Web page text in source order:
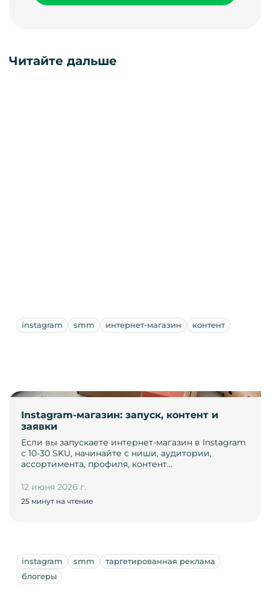
Читайте дальше
instagram smm интернет-магазин контент
Instagram-магазин: запуск, контент и
заявки
Если вы запускаете интернет-магазин в Instagram
с 10-30 SKU, начинайте с ниши, аудитории,
ассортимента, профиля, контент…
12 июня 2026 г.
25 минут на чтение
instagram smm
таргетированная реклама
блогеры